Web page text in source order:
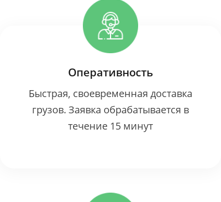
Оперативность
Быстрая, своевременная доставка
грузов. Заявка обрабатывается в
течение 15 минут